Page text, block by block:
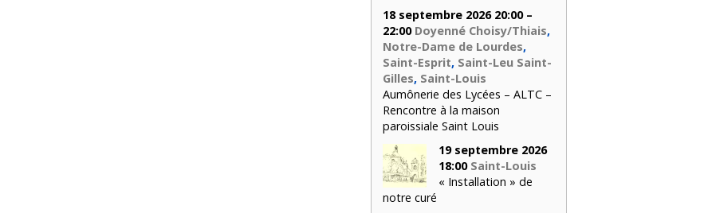
18 septembre 2026 20:00 –
22:00 Doyenné Choisy/Thiais,
Notre-Dame de Lourdes,
Saint-Esprit, Saint-Leu Saint-
Gilles, Saint-Louis
Aumônerie des Lycées – ALTC –
Rencontre à la maison
paroissiale Saint Louis
19 septembre 2026
18:00 Saint-Louis
« Installation » de
notre curé